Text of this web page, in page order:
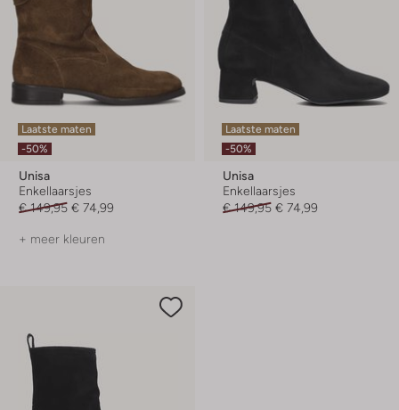
Laatste maten
-50%
Unisa
Enkellaarsjes
€ 149,95 € 74,99
+ meer kleuren
Laatste maten
-50%
Unisa
Enkellaarsjes
€ 149,95 € 74,99